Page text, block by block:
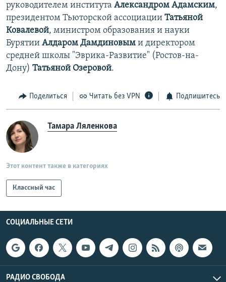
руководителем института Александром Адамским,
президентом Тьюторской ассоциации Татьяной
Ковалевой, министром образования и науки
Бурятии Алдаром Дамдиновым и директором
средней школы "Эврика-Развитие" (Ростов-на-
Дону) Татьяной Озеровой.
Поделиться Читать без VPN Подпишитесь
Тамара Ляленкова
Этот контент также в категориях
Классный час
СОЦИАЛЬНЫЕ СЕТИ
РАДИО СВОБОДА